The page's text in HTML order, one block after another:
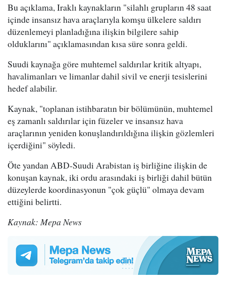
Bu açıklama, Iraklı kaynakların "silahlı grupların 48 saat
içinde insansız hava araçlarıyla komşu ülkelere saldırı
düzenlemeyi planladığına ilişkin bilgilere sahip
olduklarını" açıklamasından kısa süre sonra geldi.
Suudi kaynağa göre muhtemel saldırılar kritik altyapı,
havalimanları ve limanlar dahil sivil ve enerji tesislerini
hedef alabilir.
Kaynak, "toplanan istihbaratın bir bölümünün, muhtemel
eş zamanlı saldırılar için füzeler ve insansız hava
araçlarının yeniden konuşlandırıldığına ilişkin gözlemleri
içerdiğini" söyledi.
Öte yandan ABD-Suudi Arabistan iş birliğine ilişkin de
konuşan kaynak, iki ordu arasındaki iş birliği dahil bütün
düzeylerde koordinasyonun "çok güçlü" olmaya devam
ettiğini belirtti.
Kaynak: Mepa News